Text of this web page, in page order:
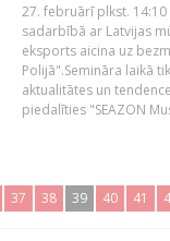
27. februārī plkst.
sadarbībā ar Latvijas
eksports aicina uz
Polijā".Semināra laikā
aktualitātes un
piedalīties "SEAZON
37 38 39 40 41